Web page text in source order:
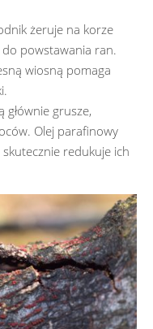
żeruje na korze
do powstawania ran.
wiosną pomaga
głównie grusze,
Olej parafinowy
redukuje ich